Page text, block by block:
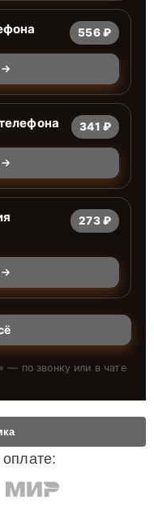
556 ₽
341 ₽
273 ₽
» — по звонку или в чате